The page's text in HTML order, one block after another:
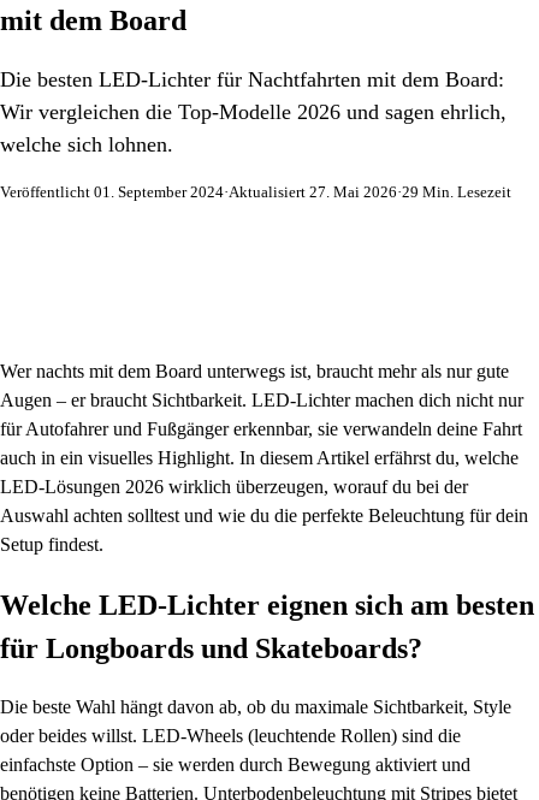
mit dem Board
Die besten LED-Lichter für Nachtfahrten mit dem Board:
Wir vergleichen die Top-Modelle 2026 und sagen ehrlich,
welche sich lohnen.
Veröffentlicht 01. September 2024·Aktualisiert 27. Mai 2026·29 Min. Lesezeit
Wer nachts mit dem Board unterwegs ist, braucht mehr als nur gute
Augen – er braucht Sichtbarkeit. LED-Lichter machen dich nicht nur
für Autofahrer und Fußgänger erkennbar, sie verwandeln deine Fahrt
auch in ein visuelles Highlight. In diesem Artikel erfährst du, welche
LED-Lösungen 2026 wirklich überzeugen, worauf du bei der
Auswahl achten solltest und wie du die perfekte Beleuchtung für dein
Setup findest.
Welche LED-Lichter eignen sich am besten
für Longboards und Skateboards?
Die beste Wahl hängt davon ab, ob du maximale Sichtbarkeit, Style
oder beides willst. LED-Wheels (leuchtende Rollen) sind die
einfachste Option – sie werden durch Bewegung aktiviert und
benötigen keine Batterien. Unterbodenbeleuchtung mit Stripes bietet